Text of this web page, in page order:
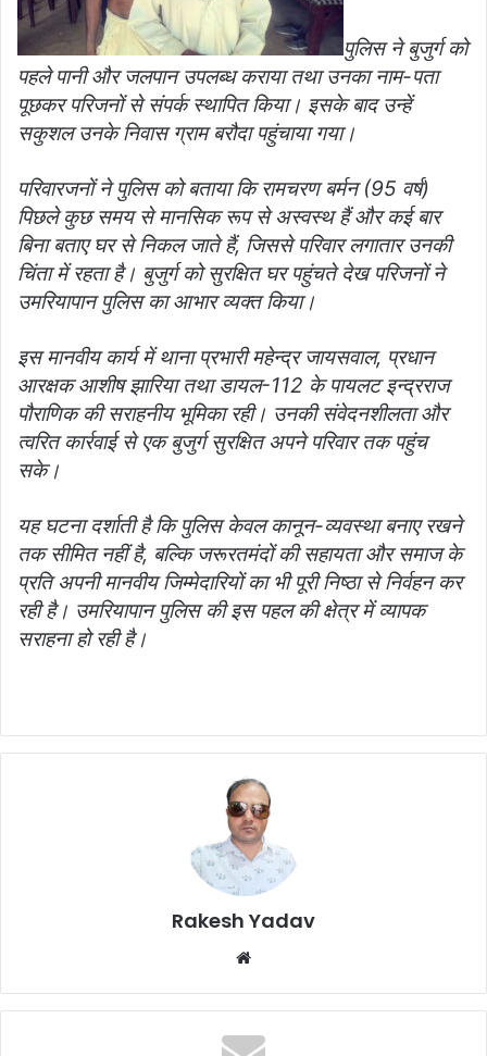
पुलिस ने बुजुर्ग को
पहले पानी और जलपान उपलब्ध कराया तथा उनका नाम-पता
पूछकर परिजनों से संपर्क स्थापित किया। इसके बाद उन्हें
सकुशल उनके निवास ग्राम बरौदा पहुंचाया गया।
परिवारजनों ने पुलिस को बताया कि रामचरण बर्मन (95 वर्ष)
पिछले कुछ समय से मानसिक रूप से अस्वस्थ हैं और कई बार
बिना बताए घर से निकल जाते हैं, जिससे परिवार लगातार उनकी
चिंता में रहता है। बुजुर्ग को सुरक्षित घर पहुंचते देख परिजनों ने
उमरियापान पुलिस का आभार व्यक्त किया।
इस मानवीय कार्य में थाना प्रभारी महेन्द्र जायसवाल, प्रधान
आरक्षक आशीष झारिया तथा डायल-112 के पायलट इन्द्रराज
पौराणिक की सराहनीय भूमिका रही। उनकी संवेदनशीलता और
त्वरित कार्रवाई से एक बुजुर्ग सुरक्षित अपने परिवार तक पहुंच
सके।
यह घटना दर्शाती है कि पुलिस केवल कानून-व्यवस्था बनाए रखने
तक सीमित नहीं है, बल्कि जरूरतमंदों की सहायता और समाज के
प्रति अपनी मानवीय जिम्मेदारियों का भी पूरी निष्ठा से निर्वहन कर
रही है। उमरियापान पुलिस की इस पहल की क्षेत्र में व्यापक
सराहना हो रही है।
Rakesh Yadav
b
s